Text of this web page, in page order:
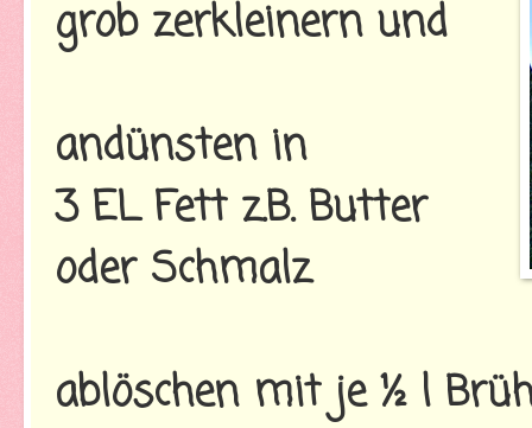
grob zerkleinern und
andünsten in
3 EL Fett z.B. Butter
oder Schmalz
ablöschen mit je ½ l